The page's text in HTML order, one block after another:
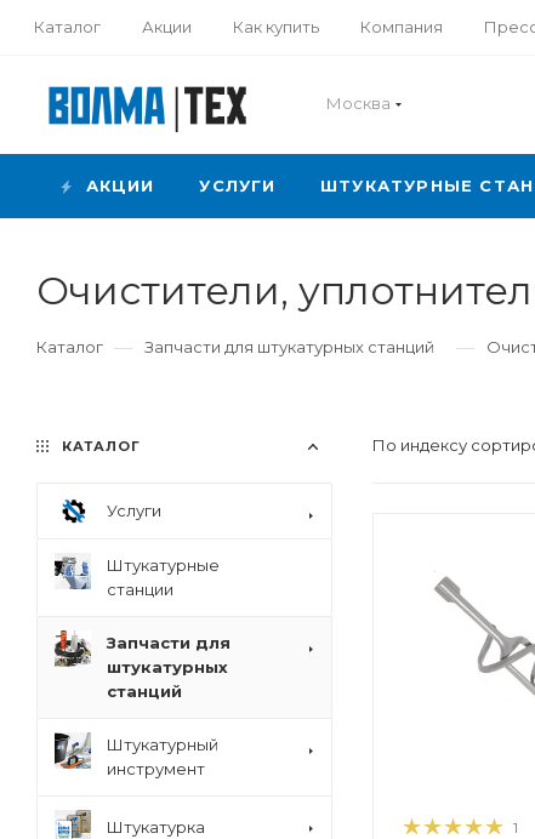
Каталог Акции Как купить Компания
Москва
АКЦИИ УСЛУГИ ШТУКАТУРНЫЕ
Очистители,
Каталог — Запчасти для штукатурных станций —
По индексу
2,971
1
КАТАЛОГ
Услуги
Штукатурные
станции
Запчасти для
штукатурных
станций
Штукатурный
инструмент
Штукатурка